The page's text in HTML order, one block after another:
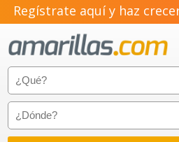
Regístrate aquí y haz